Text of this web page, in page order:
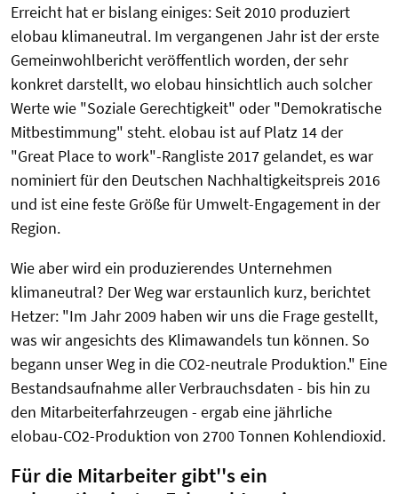
Erreicht hat er bislang einiges: Seit 2010 produziert
elobau klimaneutral. Im vergangenen Jahr ist der erste
Gemeinwohlbericht veröffentlich worden, der sehr
konkret darstellt, wo elobau hinsichtlich auch solcher
Werte wie "Soziale Gerechtigkeit" oder "Demokratische
Mitbestimmung" steht. elobau ist auf Platz 14 der
"Great Place to work"-Rangliste 2017 gelandet, es war
nominiert für den Deutschen Nachhaltigkeitspreis 2016
und ist eine feste Größe für Umwelt-Engagement in der
Region.
Wie aber wird ein produzierendes Unternehmen
klimaneutral? Der Weg war erstaunlich kurz, berichtet
Hetzer: "Im Jahr 2009 haben wir uns die Frage gestellt,
was wir angesichts des Klimawandels tun können. So
begann unser Weg in die CO2-neutrale Produktion." Eine
Bestandsaufnahme aller Verbrauchsdaten - bis hin zu
den Mitarbeiterfahrzeugen - ergab eine jährliche
elobau-CO2-Produktion von 2700 Tonnen Kohlendioxid.
Für die Mitarbeiter gibt''s ein